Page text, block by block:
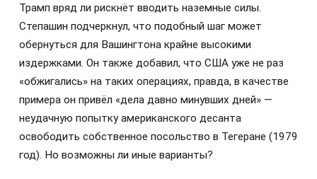
Трамп вряд ли рискнёт вводить наземные силы.
Степашин подчеркнул, что подобный шаг может
обернуться для Вашингтона крайне высокими
издержками. Он также добавил, что США уже не раз
«обжигались» на таких операциях, правда, в качестве
примера он привёл «дела давно минувших дней» —
неудачную попытку американского десанта
освободить собственное посольство в Тегеране (1979
год). Но возможны ли иные варианты?